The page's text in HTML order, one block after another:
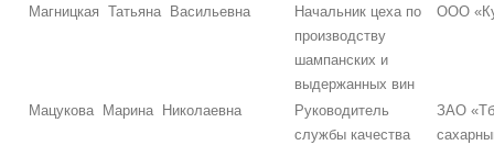
Магницкая Татьяна Васильевна
Начальник цеха по
производству
шампанских и
выдержанных вин
ООО
Мацукова Марина Николаевна
Руководитель
службы качества
ЗАО